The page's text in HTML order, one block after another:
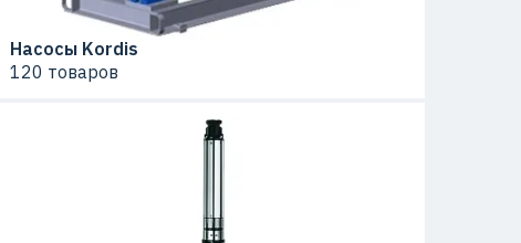
Насосы Kordis
120 товаров